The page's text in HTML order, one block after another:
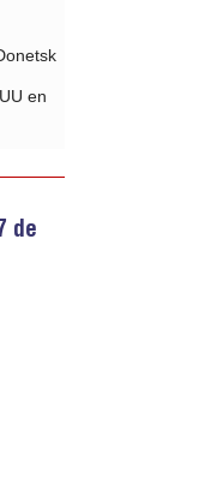
en
de